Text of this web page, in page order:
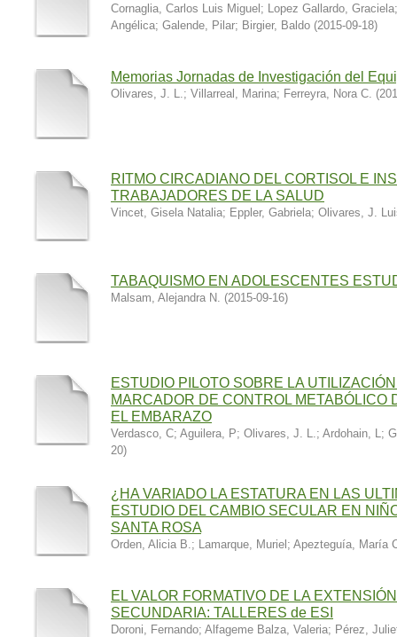
Cornaglia, Carlos Luis Miguel ; Lopez Gallardo, Graciela
Angélica; Galende, Pilar; Birgier, Baldo (2015-09-18)
Memorias Jornadas de Investigación del
Olivares, J. L.; Villarreal, Marina; Ferreyra, Nora C. (
RITMO CIRCADIANO DEL CORTISOL E
TRABAJADORES DE LA SALUD
Vincet, Gisela Natalia; Eppler, Gabriela; Olivares, J.
TABAQUISMO EN ADOLESCENTES
Malsam, Alejandra N. (2015-09-16)
ESTUDIO PILOTO SOBRE LA
MARCADOR DE CONTROL METABÓLICO
EL EMBARAZO
Verdasco, C; Aguilera, P; Olivares, J. L.; Ardohain, L;
20)
¿HA VARIADO LA ESTATURA EN LAS
ESTUDIO DEL CAMBIO SECULAR EN
SANTA ROSA
Orden, Alicia B.; Lamarque, Muriel ; Apezteguía, María
EL VALOR FORMATIVO DE LA
SECUNDARIA: TALLERES de ESI
Doroni, Fernando; Alfageme Balza, Valeria; Pérez,